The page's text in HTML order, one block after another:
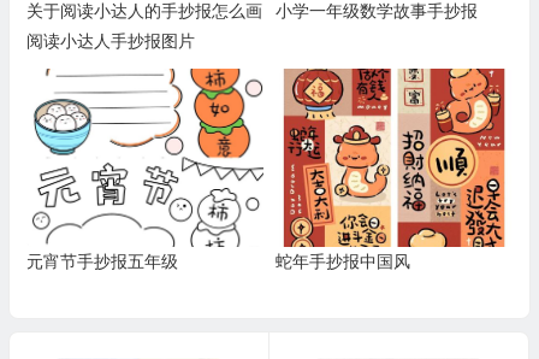
关于阅读小达人的手抄报怎么画
阅读小达人手抄报图片
小学一年级数学故事手抄报
元宵节手抄报五年级 蛇年手抄报中国风